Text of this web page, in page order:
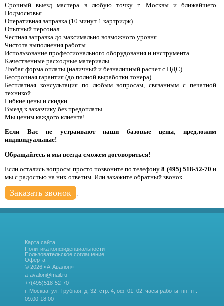
Срочный выезд мастера в любую точку г. Москвы и ближайшего
Подмосковья
Оперативная заправка (10 минут 1 картридж)
Опытный персонал
Честная заправка до максимально возможного уровня
Чистота выполнения работы
Использование профессионального оборудования и инструмента
Качественные расходные материалы
Любая форма оплаты (наличный и безналичный расчет с НДС)
Бессрочная гарантия (до полной выработки тонера)
Бесплатная консультация по любым вопросам, связанным с печатной
техникой
Гибкие цены и скидки
Выезд к заказчику без предоплаты
Мы ценим каждого клиента!
Если Вас не устраивают наши базовые цены, предложим
индивидуальные!
Обращайтесь и мы всегда сможем договориться!
Если остались вопросы просто позвоните по телефону8 (495) 518-52-70 и
мы с радостью на них ответим. Или закажите обратный звонок.
Заказать звонок
Карта сайта
Политика конфиденциальности
Пользовательское соглашение
Оферта
© 2026 «А-Авалон»
a-avalon@mail.ru
+7(495)518-52-70
г. Москва, ул. Трубная, д. 32, стр. 4, оф. 01, 02. часы работы: пн.-пт.
09.00-18.00